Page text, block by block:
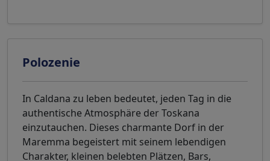
Polozenie
In Caldana zu leben bedeutet, jeden Tag in die
authentische Atmosphäre der Toskana
einzutauchen. Dieses charmante Dorf in der
Maremma begeistert mit seinem lebendigen
Charakter, kleinen belebten Plätzen, Bars,